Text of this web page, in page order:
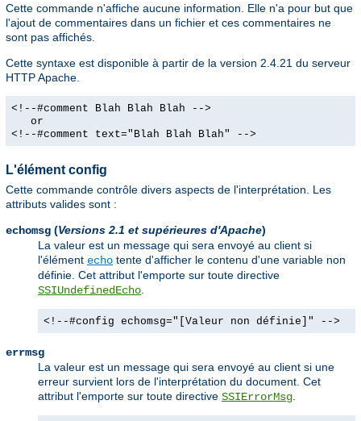
Cette commande n'affiche aucune information. Elle n'a pour but que
l'ajout de commentaires dans un fichier et ces commentaires ne
sont pas affichés.
Cette syntaxe est disponible à partir de la version 2.4.21 du serveur
HTTP Apache.
<!--#comment Blah Blah Blah -->
or
<!--#comment text="Blah Blah Blah" -->
L'élément config
Cette commande contrôle divers aspects de l'interprétation. Les
attributs valides sont :
echomsg (Versions 2.1 et supérieures d'Apache)
La valeur est un message qui sera envoyé au client si
l'élément echo tente d'afficher le contenu d'une variable non
définie. Cet attribut l'emporte sur toute directive
SSIUndefinedEcho
<!--#config echomsg="[Valeur non définie]" -->
errmsg
La valeur est un message qui sera envoyé au client si une
erreur survient lors de l'interprétation du document. Cet
attribut l'emporte sur toute directive SSIErrorMsg